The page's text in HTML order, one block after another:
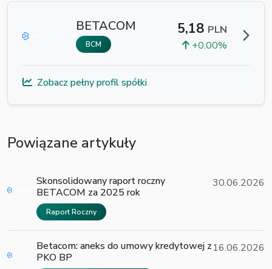
BETACOM
BCM
5,18 PLN
+0.00%
Zobacz pełny profil spółki
Powiązane artykuły
Skonsolidowany raport roczny
BETACOM za 2025 rok
Raport Roczny
30.06.2026
Betacom: aneks do umowy kredytowej z
PKO BP
16.06.2026